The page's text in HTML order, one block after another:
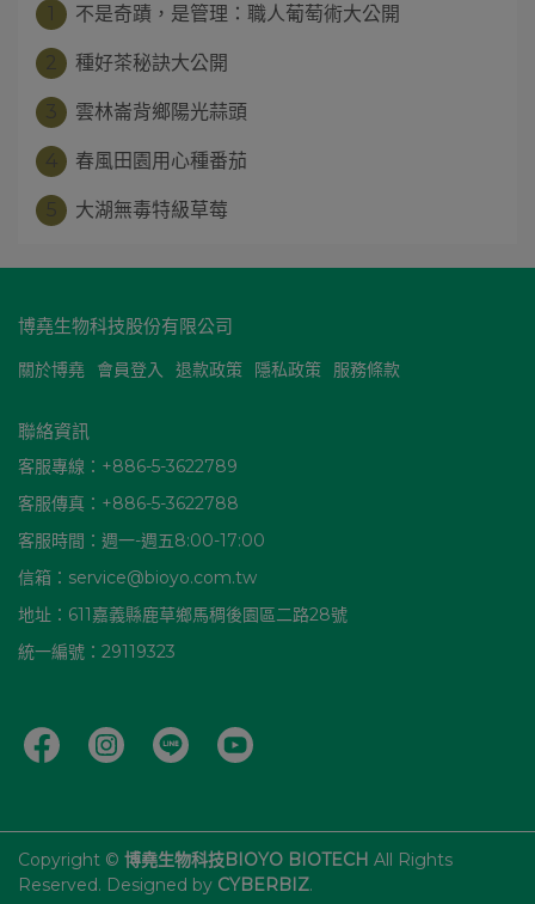
不是奇蹟，是管理：職人葡萄術大公開
種好茶秘訣大公開
雲林崙背鄉陽光蒜頭
春風田園用心種番茄
大湖無毒特級草莓
博堯生物科技股份有限公司
關於博堯 會員登入 退款政策 隱私政策 服務條款
聯絡資訊
客服專線：+886-5-3622789
客服傳真：+886-5-3622788
客服時間：週一-週五8:00-17:00
信箱：service@bioyo.com.tw
地址：611嘉義縣鹿草鄉馬稠後園區二路28號
統一編號：29119323
Copyright © 博堯生物科技BIOYO BIOTECH All Rights
Reserved. Designed by CYBERBIZ.